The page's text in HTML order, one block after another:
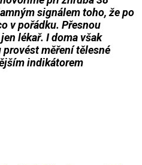
signálem toho, že po
v pořádku. Přesnou
lékař. I doma však
měření tělesné
indikátorem